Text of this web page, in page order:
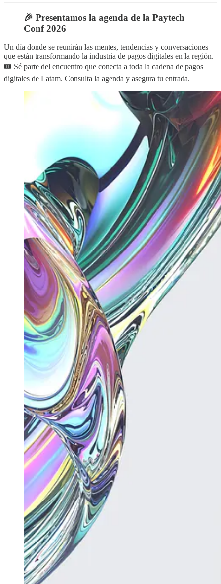
🎉 Presentamos la agenda de la Paytech
Conf 2026
Un día donde se reunirán las mentes, tendencias y conversaciones
que están transformando la industria de pagos digitales en la región.
🎟️ Sé parte del encuentro que conecta a toda la cadena de pagos
digitales de Latam. Consulta la agenda y asegura tu entrada.